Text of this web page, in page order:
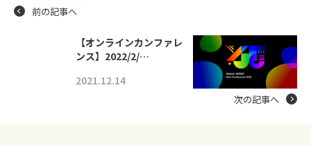
前の記事へ
【オンラインカンファレ
ンス】2022/2/…
2021.12.14
次の記事へ